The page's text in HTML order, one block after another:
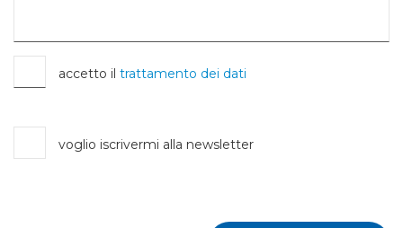
accetto il trattamento dei dati
voglio iscrivermi alla newsletter